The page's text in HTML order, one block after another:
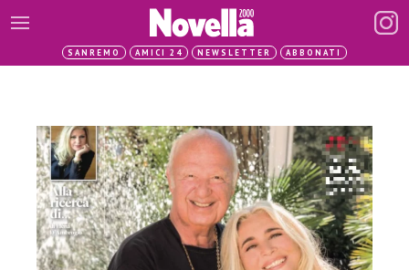
SANREMO AMICI 24 NEWSLETTER ABBONATI